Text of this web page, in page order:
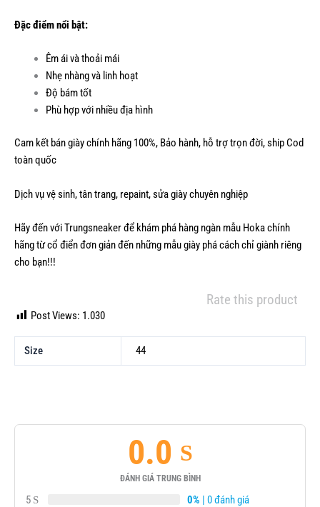
Đặc điểm nổi bật:
Êm ái và thoải mái
Nhẹ nhàng và linh hoạt
Độ bám tốt
Phù hợp với nhiều địa hình
Cam kết bán giày chính hãng 100%, Bảo hành, hỗ trợ trọn đời, ship Cod
toàn quốc
Dịch vụ vệ sinh, tân trang, repaint, sửa giày chuyên nghiệp
Hãy đến với Trungsneaker để khám phá hàng ngàn mẫu Hoka chính
hãng từ cổ điển đơn giản đến những mẫu giày phá cách chỉ giành riêng
cho bạn!!!
Rate this product
Post Views: 1.030
Size 44
0.0
ĐÁNH GIÁ TRUNG BÌNH
5 0% | 0 đánh giá